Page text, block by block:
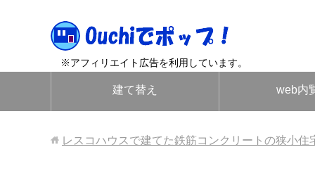
※アフィリエイト広告を利用しています。
建て替え web内
レスコハウスで建てた鉄筋コンクリートの狭小住